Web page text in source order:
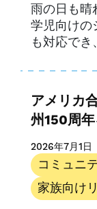
雨の日も晴
学児向けの
も対応で
シャボン
アメリカ
州150周
2026年7月1日
コミュニ
家族向け